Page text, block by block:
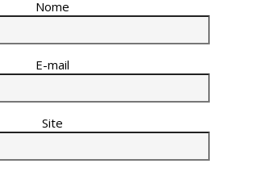
Nome
E-mail
Site